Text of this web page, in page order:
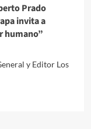
Prado
invita a
humano”
y Editor Los